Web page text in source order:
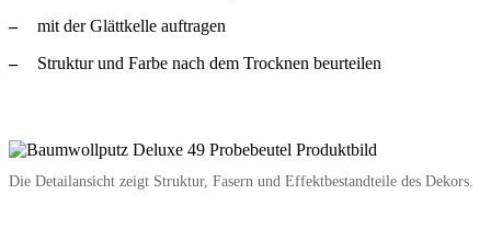
mit der Glättkelle auftragen
Struktur und Farbe nach dem Trocknen beurteilen
Die Detailansicht zeigt Struktur, Fasern und Effektbestandteile des Dekors.